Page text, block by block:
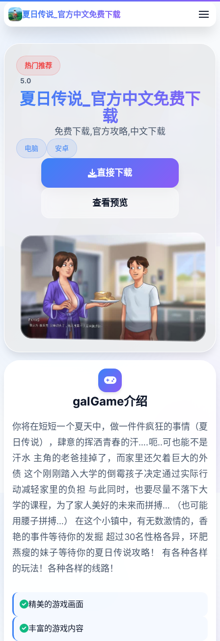
夏日传说_官方中文免费下载
热门推荐
5.0
夏日传说_官方中文免费下
载
免费下载,官方攻略,中文下载
电脑 安卓
直接下载
查看预览
galGame介绍
你将在短短一个夏天中，做一件件疯狂的事情（夏
日传说），肆意的挥洒青春的汗….呃..可也能不是
汗水 主角的老爸挂掉了，而家里还欠着巨大的外
债 这个刚刚踏入大学的倒霉孩子决定通过实际行
动减轻家里的负担 与此同时，也要尽量不落下大
学的课程，为了家人美好的未来而拼搏… （也可能
用腰子拼搏…） 在这个小镇中，有无数激情的，香
艳的事件等待你的发掘 超过30名性格各异，环肥
燕瘦的妹子等待你的夏日传说攻略！ 有各种各样
的玩法！各种各样的线路！
精美的游戏画面
丰富的游戏内容